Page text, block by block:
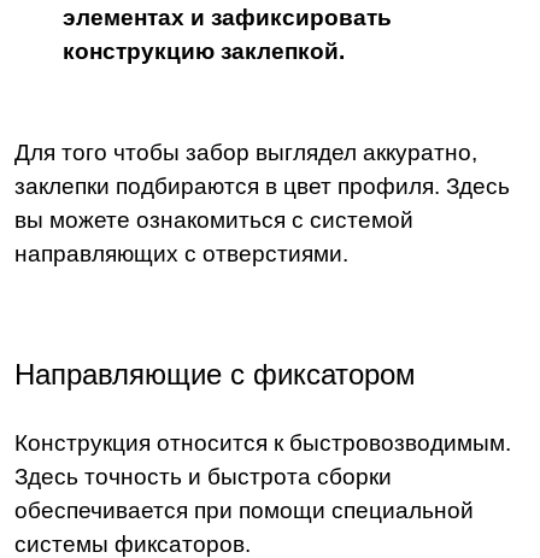
элементах и зафиксировать
конструкцию заклепкой.
Для того чтобы забор выглядел аккуратно,
заклепки подбираются в цвет профиля. Здесь
вы можете ознакомиться с системой
направляющих с отверстиями.
Направляющие с фиксатором
Конструкция относится к быстровозводимым.
Здесь точность и быстрота сборки
обеспечивается при помощи специальной
системы фиксаторов.